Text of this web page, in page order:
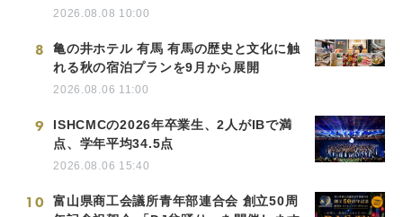
2026.08.08 10:00
8
亀の井ホテル 有馬 有馬の歴史と文化に触
れる秋の宿泊プランを9月から展開
2026.08.06 11:00
9
ISHCMCの2026年卒業生、2人がIBで満
点、学年平均34.5点
2026.08.06 15:40
10
富山県商工会議所青年部連合会 創立50周